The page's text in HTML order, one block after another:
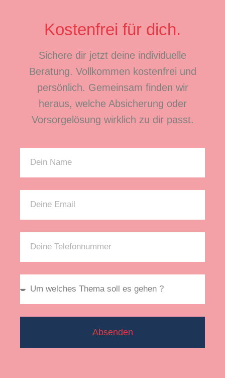
Kostenfrei für dich.
Sichere dir jetzt deine individuelle
Beratung. Vollkommen kostenfrei und
persönlich. Gemeinsam finden wir
heraus, welche Absicherung oder
Vorsorgelösung wirklich zu dir passt.
Absenden